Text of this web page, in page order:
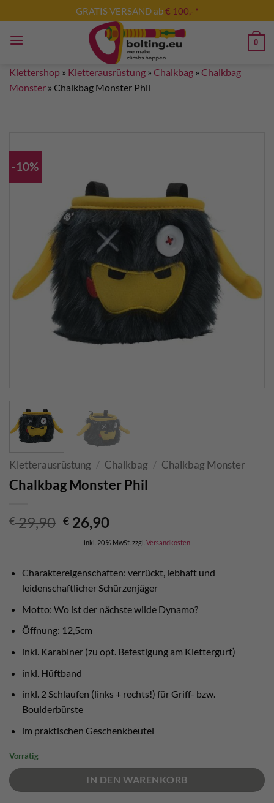
Inhalt
springen
GRATIS VERSAND ab€ 100,- *
0
Klettershop » Kletterausrüstung » Chalkbag » Chalkbag
Monster » Chalkbag Monster Phil
-10%
Kletterausrüstung / Chalkbag / Chalkbag Monster
Chalkbag Monster Phil
€29,90 Ursprünglicher
Preis
war:
€ 29,90
€ 26,90Aktueller
Preis
ist:
€ 26,90.
inkl. 20 % MwSt. zzgl. Versandkosten
Charaktereigenschaften: verrückt, lebhaft und
leidenschaftlicher Schürzenjäger
Motto: Wo ist der nächste wilde Dynamo?
Öffnung: 12,5cm
inkl. Karabiner (zu opt. Befestigung am Klettergurt)
inkl. Hüftband
inkl. 2 Schlaufen (links + rechts!) für Griff- bzw.
Boulderbürste
im praktischen Geschenkbeutel
Vorrätig
IN DEN WARENKORB